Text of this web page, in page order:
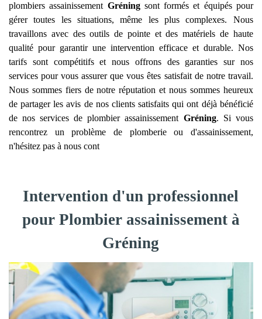
plombiers assainissement Gréningsont formés et équipés pour
gérer toutes les situations, même les plus complexes. Nous
travaillons avec des outils de pointe et des matériels de haute
qualité pour garantir une intervention efficace et durable. Nos
tarifs sont compétitifs et nous offrons des garanties sur nos
services pour vous assurer que vous êtes satisfait de notre travail.
Nous sommes fiers de notre réputation et nous sommes heureux
de partager les avis de nos clients satisfaits qui ont déjà bénéficié
de nos services de plombier assainissement Gréning. Si vous
rencontrez un problème de plomberie ou d'assainissement,
n'hésitez pas à nous cont
Intervention d'un professionnel
pour Plombier assainissement à
Gréning